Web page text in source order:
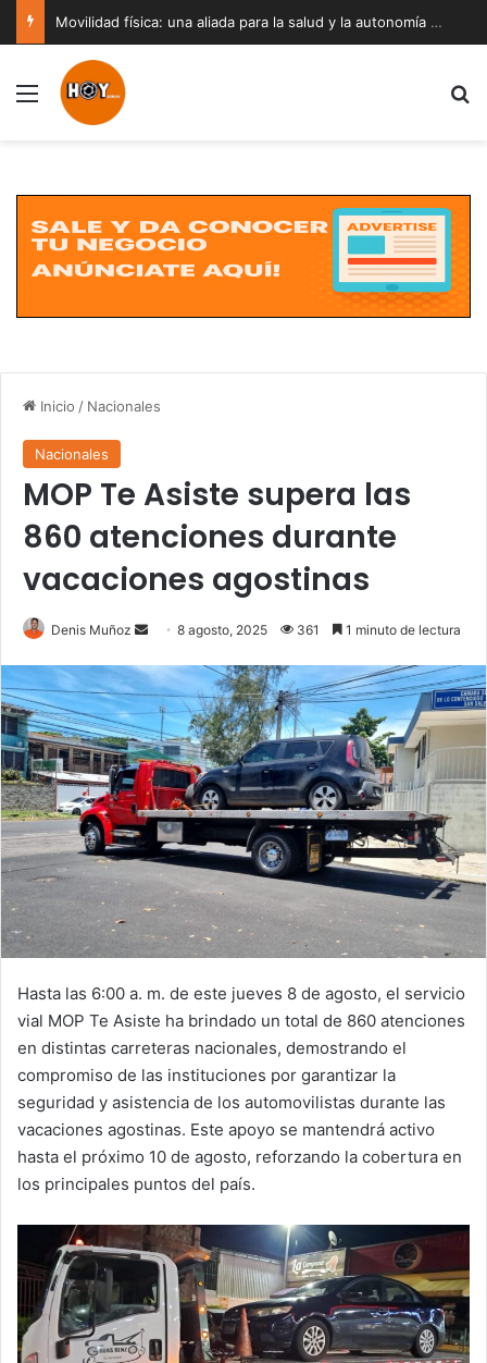
Movilidad física: una aliada para la salud y la autonomía a cualquier edad
Menú
Inicio / Nacionales
Nacionales
MOP Te Asiste supera las
860 atenciones durante
vacaciones agostinas
Denis Muñoz
Send
email
8 agosto, 2025 361 1 minuto de lectura
Hasta las 6:00 a. m. de este jueves 8 de agosto, el servicio
vial MOP Te Asiste ha brindado un total de 860 atenciones
en distintas carreteras nacionales, demostrando el
compromiso de las instituciones por garantizar la
seguridad y asistencia de los automovilistas durante las
vacaciones agostinas. Este apoyo se mantendrá activo
hasta el próximo 10 de agosto, reforzando la cobertura en
los principales puntos del país.